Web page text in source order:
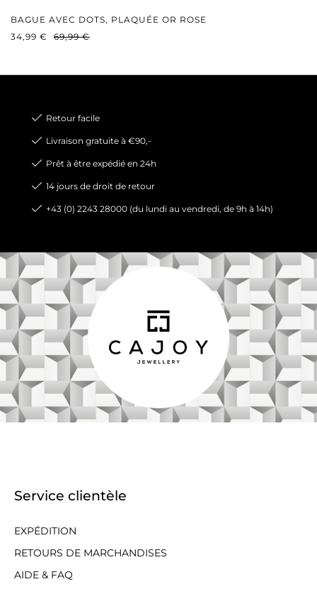
BAGUE AVEC DOTS, PLAQUÉE OR ROSE
PRIX DE VENTE :
34,99 € PRIX RÉGULIER :
69,99 €
Retour facile
Livraison gratuite à €90,-
Prêt à être expédié en 24h
14 jours de droit de retour
+43 (0) 2243 28000 (du lundi au vendredi, de 9h à 14h)
Service clientèle
EXPÉDITION
RETOURS DE MARCHANDISES
AIDE & FAQ